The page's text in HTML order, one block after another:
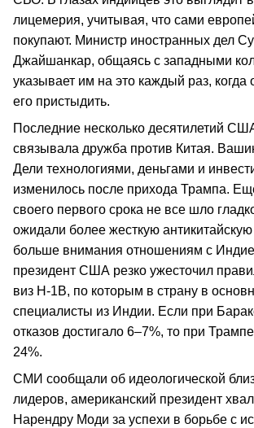
лицемерия, учитывая, что сами
покупают. Министр иностранных дел
Джайшанкар, общаясь с западными
указывает им на это каждый раз, когда
его пристыдить.
Последние несколько десятилетий
связывала дружба против Китая.
Дели технологиями, деньгами и
изменилось после прихода Трампа.
своего первого срока не все шло
ожидали более жесткую
больше внимания отношениям с
президент США резко ужесточил
виз H-1B, по которым в страну в
специалисты из Индии. Если при
отказов достигало 6–7%, то при
24%.
СМИ сообщали об идеологической
лидеров, американский президент
Нарендру Моди за успехи в борьбе с